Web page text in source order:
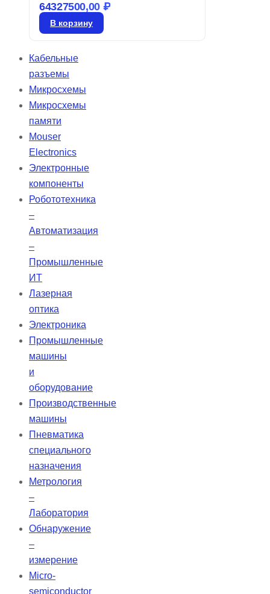
150 соответствует требованиям
современных клиник, предлагая
настройки и оптимизации работы
потребности и позволяя им
64327500,00 ₽
В корзину
Кабельные
разъемы
Микросхемы
Микросхемы
памяти
Mouser
Electronics
Электронные
компоненты
Робототехника
–
Автоматизация
–
Промышленные
ИТ
Лазерная
оптика
Электроника
Промышленные
машины
и
оборудование
Производственные
машины
Пневматика
специального
назначения
Метрология
–
Лаборатория
Обнаружение
–
измерение
Micro-
semiconductor